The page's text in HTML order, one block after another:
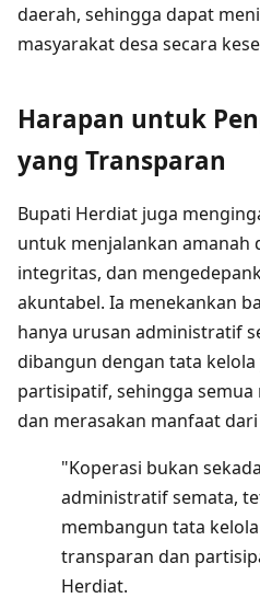
daerah, sehingga dapat
masyarakat desa secara
Harapan untuk
yang Transparan
Bupati Herdiat juga
untuk menjalankan amanah
integritas, dan
akuntabel. Ia menekankan
hanya urusan administratif
dibangun dengan tata
partisipatif, sehingga
dan merasakan manfaat
"Koperasi bukan
administratif semata,
membangun tata
transparan dan
Herdiat.